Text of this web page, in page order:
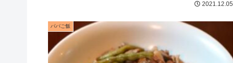
2021.12.05
パパご飯